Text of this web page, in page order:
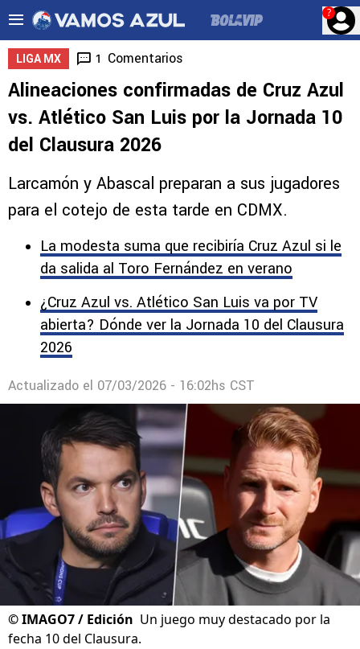
?
LIGA MX 1 Comentarios
Alineaciones confirmadas de Cruz Azul
vs. Atlético San Luis por la Jornada 10
del Clausura 2026
Larcamón y Abascal preparan a sus jugadores
para el cotejo de esta tarde en CDMX.
La modesta suma que recibiría Cruz Azul si le
da salida al Toro Fernández en verano
¿Cruz Azul vs. Atlético San Luis va por TV
abierta? Dónde ver la Jornada 10 del Clausura
2026
Actualizado el 07/03/2026 - 16:02hs CST
©IMAGO7 / Edición Un juego muy destacado por la
fecha 10 del Clausura.